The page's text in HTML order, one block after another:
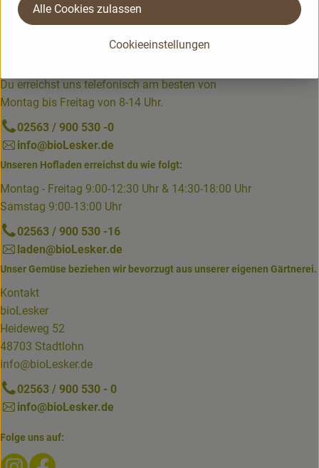
Du erreichst uns telefonisch am besten von
Montag bis Freitag von 8-14 Uhr.
02563 / 900 530 -0
info@bioLesker.de
Unseren Hofladen erreichst du wie folgt:
Montag - Freitag 9:00-12:30 Uhr & 14:30-18:00 Uhr
Samstag 9:00-13:00 Uhr
02563 / 900 530 -16
laden@bioLesker.de
Unser Gemüse beziehen wir bevorzugt aus unserer eigenen Gärtnerei.
Kontakt
bioLesker
Heideweg 52
48703 Stadtlohn
info@bioLesker.de
02563 / 900 530 - 0
info@bioLesker.de
Folge uns auf:
Externer Link zu https://www.instagram.com/biolesker/
Cookieeinstellungen
Alle Cookies zulassen